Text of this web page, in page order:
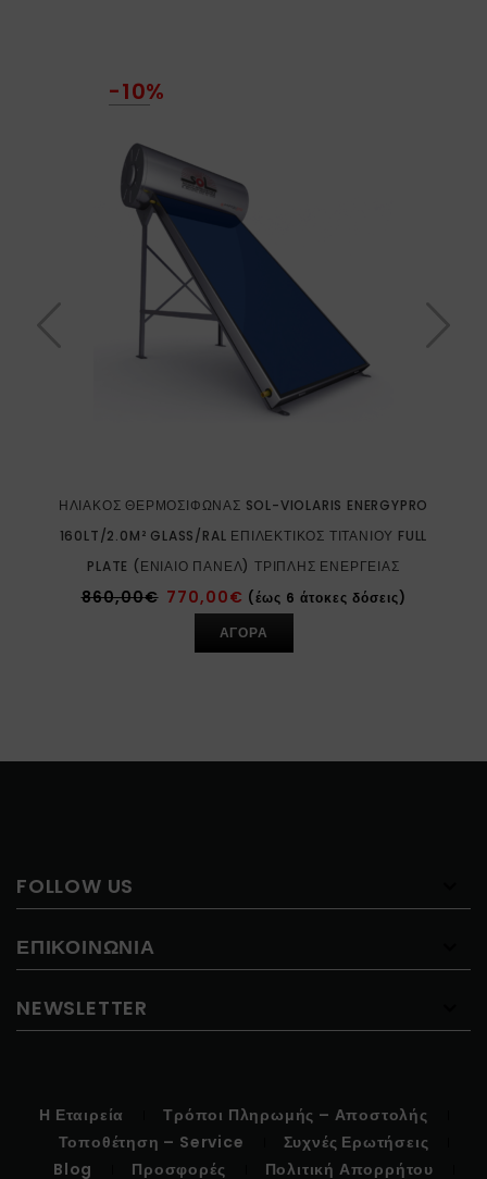
-10%
ΗΛΙΑΚΌΣ ΘΕΡΜΟΣΊΦΩΝΑΣ SOL-VIOLARIS ENERGYPRO
160LT/2.0M² GLASS/RAL ΕΠΙΛΕΚΤΙΚΌΣ ΤΙΤΑΝΊΟΥ FULL
PLATE (ΕΝΙΑΊΟ ΠΆΝΕΛ) ΤΡΙΠΛΉΣ ΕΝΈΡΓΕΙΑΣ
860,00€ 770,00€ (έως 6 άτοκες δόσεις)
ΑΓΟΡΑ
FOLLOW US
ΕΠΙΚΟΙΝΩΝΊΑ
NEWSLETTER
Η Εταιρεία
Τρόποι Πληρωμής – Αποστολής
Τοποθέτηση – Service
Συχνές Ερωτήσεις
Blog
Προσφορές Πολιτική Απορρήτου